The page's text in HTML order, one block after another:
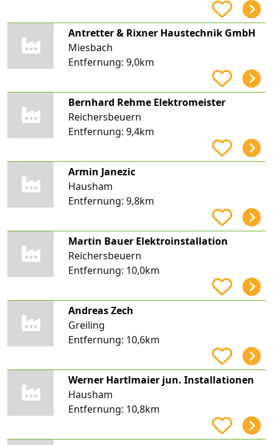
Antretter & Rixner Haustechnik GmbH
Miesbach
Entfernung: 9,0km
Bernhard Rehme Elektromeister
Reichersbeuern
Entfernung: 9,4km
Armin Janezic
Hausham
Entfernung: 9,8km
Martin Bauer Elektroinstallation
Reichersbeuern
Entfernung: 10,0km
Andreas Zech
Greiling
Entfernung: 10,6km
Werner Hartlmaier jun. Installationen
Hausham
Entfernung: 10,8km